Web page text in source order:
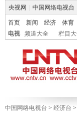
央视网 中国网络电视台
首页 新闻 经济 体育
电视
频道大全 栏目
中国网络电视台 > 经济台 >